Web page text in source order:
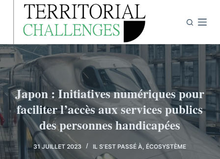
s
e
a
u
c
o
n
t
Japon : Initiatives numériques pour
faciliter l’accès aux services publics
des personnes handicapées
31 JUILLET 2023 IL S'EST PASSÉ À ÉCOSYSTÈME